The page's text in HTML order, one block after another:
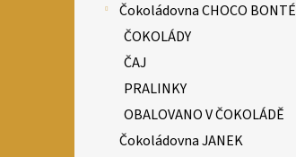
Čokoládovna CHOCO BONTÉ
ČOKOLÁDY
ČAJ
PRALINKY
OBALOVANO V ČOKOLÁDĚ
Čokoládovna JANEK